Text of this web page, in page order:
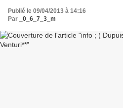
Publié le 09/04/2013 à 14:16
Par
_0_6_7_3_m